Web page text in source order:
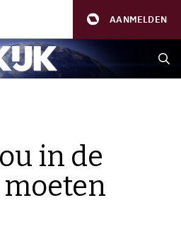
AANMELDEN
in de